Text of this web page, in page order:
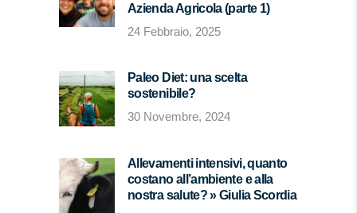
Azienda Agricola (parte 1)
24 Febbraio, 2025
Paleo Diet: una scelta
sostenibile?
30 Novembre, 2024
Allevamenti intensivi, quanto
costano all’ambiente e alla
nostra salute? » Giulia Scordia